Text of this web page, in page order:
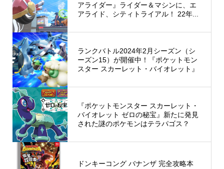
アライダー』ライダー＆マシンに、エ
アライド、シティトライアル！ 22年...
ランクバトル2024年2月シーズン（シ
ーズン15）が開催中！『ポケットモン
スター スカーレット・バイオレット』
『ポケットモンスター スカーレット・
バイオレット ゼロの秘宝』新たに発見
された謎のポケモンはテラパゴス？
ドンキーコング バナンザ 完全攻略本